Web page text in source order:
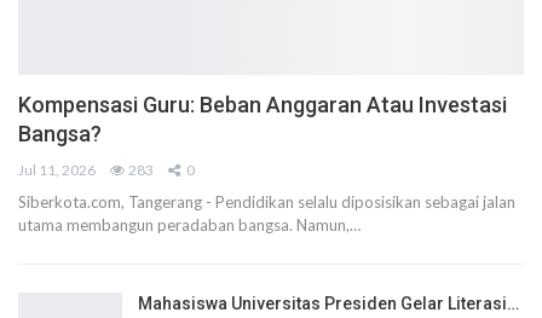
Kompensasi Guru: Beban Anggaran Atau Investasi
Bangsa?
Jul 11, 2026 283 0
Siberkota.com, Tangerang - Pendidikan selalu diposisikan sebagai jalan
utama membangun peradaban bangsa. Namun,…
Mahasiswa Universitas Presiden Gelar Literasi…